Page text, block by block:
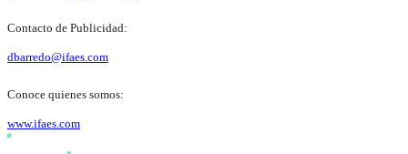
Contacto de Publicidad:
dbarredo@ifaes.com
Conoce quienes somos:
www.ifaes.com